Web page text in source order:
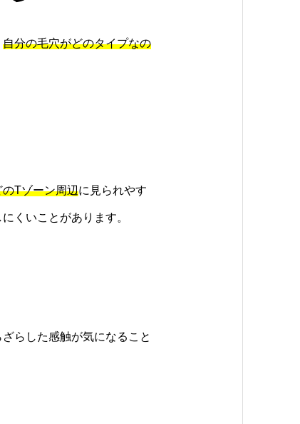
自分の毛穴がどのタイプなの
Tゾーン周辺に見られやす
くいことがあります。
らした感触が気になること